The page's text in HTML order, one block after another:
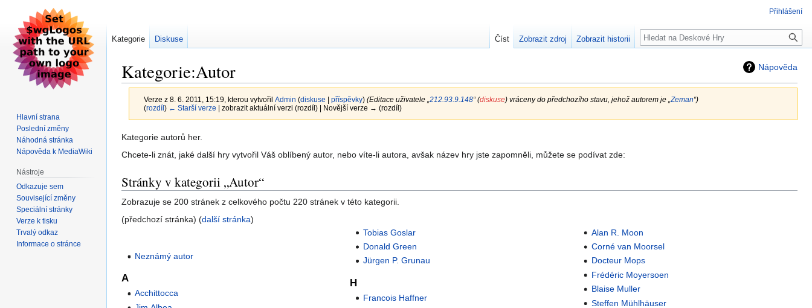
Nápověda
Kategorie:Autor
Verze z 8. 6. 2011, 15:19, kterou vytvořil Admin (diskuse příspěvky) (Editace uživatele „ 212.93.9.148“ (diskuse) vráceny do předchozího stavu, jehož autorem je „ Zeman“)
(rozdíl ) ← Starší verze | zobrazit aktuální verzi (rozdíl) | Novější verze → (rozdíl)
Skočit
na
Skočit
na
Kategorie autorů her.
Chcete-li znát, jaké další hry vytvořil Váš oblíbený autor, nebo víte-li autora, avšak název hry jste zapomněli, můžete se podívat zde:
Stránky v kategorii „Autor“
Zobrazuje se 200 stránek z celkového počtu 220 stránek v této kategorii.
(předchozí stránka) (další stránka)
Neznámý autor
A
Acchittocca
Tobias Goslar
Donald Green
Jürgen P. Grunau
H
Francois Haffner
Alan R. Moon
Corné van Moorsel
Docteur Mops
Frédéric Moyersoen
Blaise Muller
Steffen Mühlhäuser
Přihlášení
Kategorie Diskuse Číst Zobrazit zdroj Zobrazit historii Hledat
Hlavní strana
Poslední změny
Náhodná stránka
Nápověda k MediaWiki
Nástroje
Odkazuje sem
Související změny
Speciální stránky
Verze k tisku
Trvalý odkaz
Informace o stránce